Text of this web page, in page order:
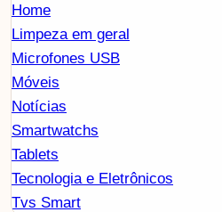
Home
Limpeza em geral
Microfones USB
Móveis
Notícias
Smartwatchs
Tablets
Tecnologia e Eletrônicos
Tvs Smart